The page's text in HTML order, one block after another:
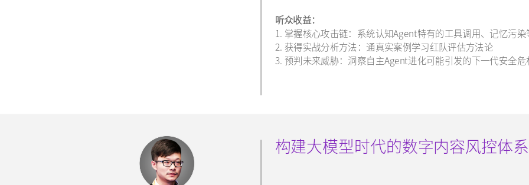
听众收益：
1. 掌握核心攻击链：系统认知Agent特有的工具调用、记忆污
2. 获得实战分析方法：通真实案例学习红队评估方法论
3. 预判未来威胁：洞察自主Agent进化可能引发的下一代安全危
构建大模型时代的数字内容风控体系